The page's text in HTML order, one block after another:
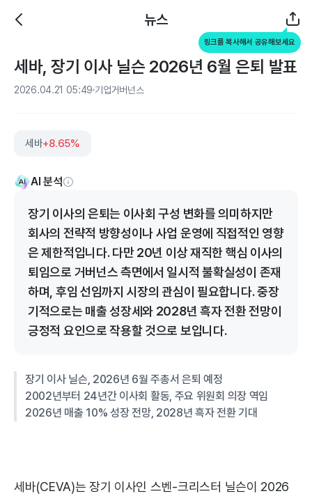
뉴스
링크를 복사해서 공유해보세요
세바, 장기 이사 닐슨 2026년 6월 은퇴 발표
2026.04.21 05:49 기업거버넌스
세바+8.65%
AI 분석
장기 이사의 은퇴는 이사회 구성 변화를 의미하지만
회사의 전략적 방향성이나 사업 운영에 직접적인 영향
은 제한적입니다. 다만 20년 이상 재직한 핵심 이사의
퇴임으로 거버넌스 측면에서 일시적 불확실성이 존재
하며, 후임 선임까지 시장의 관심이 필요합니다. 중장
기적으로는 매출 성장세와 2028년 흑자 전환 전망이
긍정적 요인으로 작용할 것으로 보입니다.
장기 이사 닐슨, 2026년 6월 주총서 은퇴 예정
2002년부터 24년간 이사회 활동, 주요 위원회 의장 역임
2026년 매출 10% 성장 전망, 2028년 흑자 전환 기대
세바(CEVA)는 장기 이사인 스벤-크리스터 닐슨이 2026